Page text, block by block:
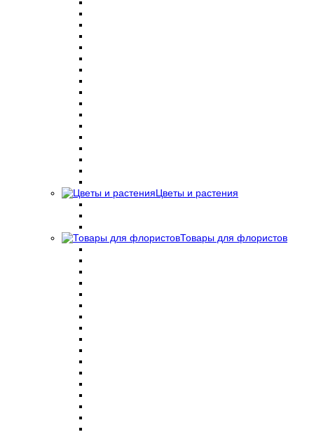
Цветы и растения
Товары для флористов